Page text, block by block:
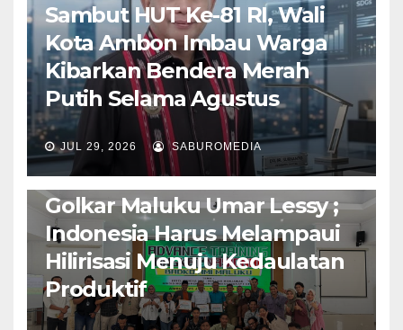
Sambut HUT Ke-81 RI, Wali
Kota Ambon Imbau Warga
Kibarkan Bendera Merah
Putih Selama Agustus
JUL 29, 2026 SABUROMEDIA
AMBON METRO JURNALISME AKTIVIS
PENDIDIKAN & OLAHRAGA THE MOLUCCAS
Isi Materi LK-III HMI, Ketua
Golkar Maluku Umar Lessy ;
Indonesia Harus Melampaui
Hilirisasi Menuju Kedaulatan
Produktif